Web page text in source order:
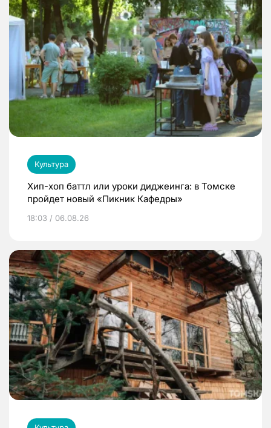
Культура
Хип-хоп баттл или уроки диджеинга: в Томске
пройдет новый «Пикник Кафедры»
18:03 / 06.08.26